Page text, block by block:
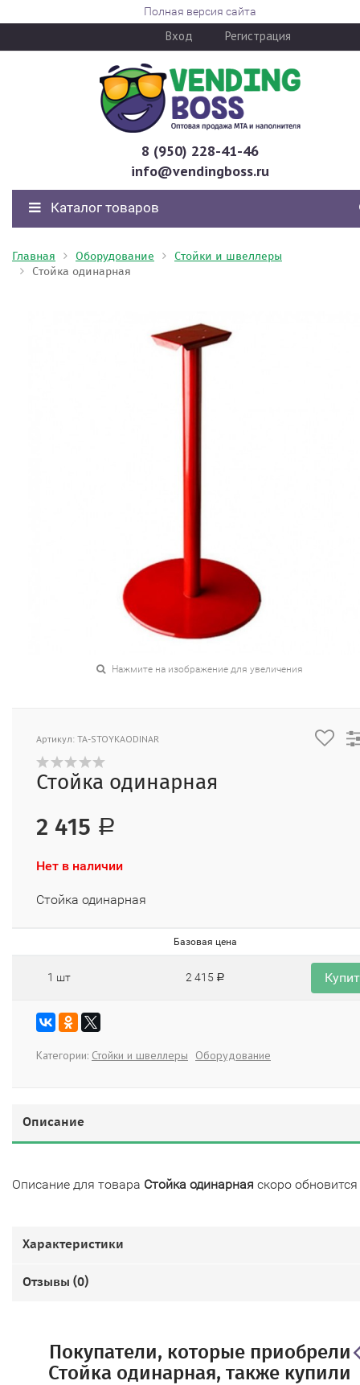
Полная версия сайта
Вход Регистрация
8 (950) 228-41-46
info@vendingboss.ru
Каталог товаров
Главная Оборудование
Стойки и швеллеры
Стойка одинарная
Нажмите на изображение для увеличения
Артикул: TA-STOYKAODINAR
Стойка одинарная
2 415 Р
Нет в наличии
Стойка одинарная
Базовая цена
1 шт 2 415 Р
Категории: Стойки и швеллеры Оборудование
Описание
Описание для товара Стойка одинарная скоро обновится
Характеристики
Отзывы (0)
Покупатели, которые приобрели
Стойка одинарная, также купили